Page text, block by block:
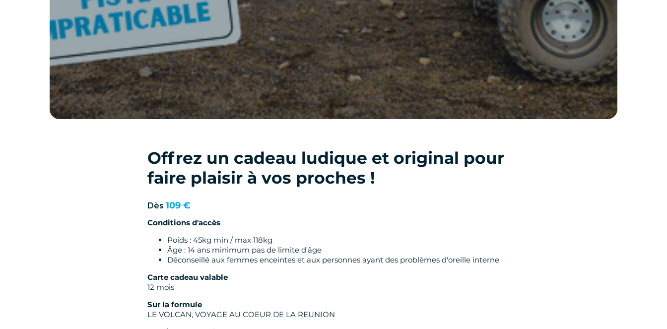
Offrez un cadeau ludique et original pour
faire plaisir à vos proches !
Dès 109 €
Conditions d'accès
Poids : 45kg min / max 118kg
Âge : 14 ans minimum pas de limite d'âge
Déconseillé aux femmes enceintes et aux personnes ayant des problèmes d'oreille interne
Carte cadeau valable
12 mois
Sur la formule
LE VOLCAN, VOYAGE AU COEUR DE LA REUNION